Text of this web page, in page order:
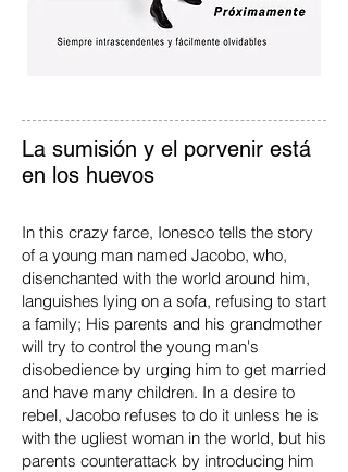
La sumisión y el porvenir está
en los huevos
In this crazy farce, Ionesco tells the story
of a young man named Jacobo, who,
disenchanted with the world around him,
languishes lying on a sofa, refusing to start
a family; His parents and his grandmother
will try to control the young man's
disobedience by urging him to get married
and have many children. In a desire to
rebel, Jacobo refuses to do it unless he is
with the ugliest woman in the world, but his
parents counterattack by introducing him